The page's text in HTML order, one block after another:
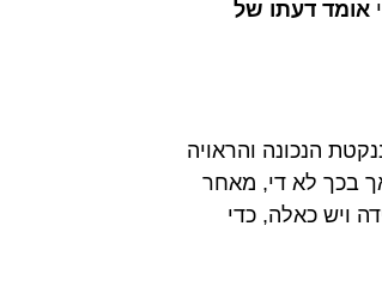
אומד דעתו של
נט (6) 653 נדונה הדרך הננקטת הנכונה והראויה
בכך לא די, מאחר
ויש כאלה, כדי